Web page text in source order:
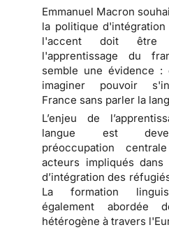
Emmanuel Macron
la politique
l'accent doit
l'apprentissage du
semble une évidence
imaginer pouvoir
France sans parler la
L’enjeu de
langue est
préoccupation
acteurs impliqués
d’intégration des
La formation
également abordée
hétérogène à travers